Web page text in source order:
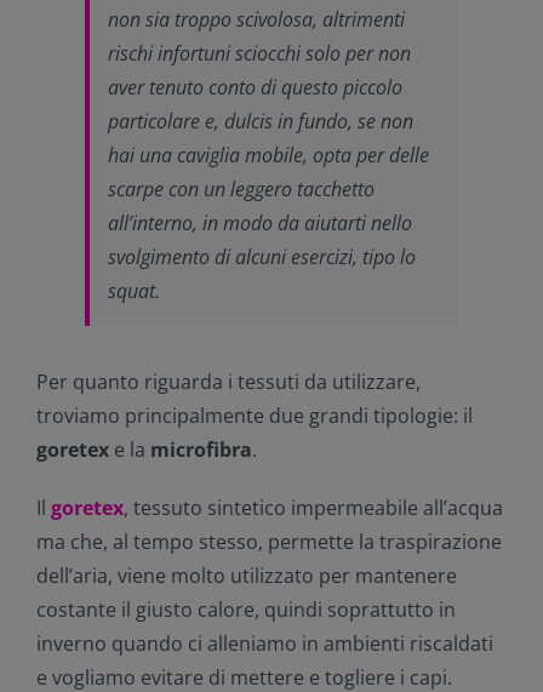
non sia troppo scivolosa, altrimenti
rischi infortuni sciocchi solo per non
aver tenuto conto di questo piccolo
particolare e, dulcis in fundo, se non
hai una caviglia mobile, opta per delle
scarpe con un leggero tacchetto
all’interno, in modo da aiutarti nello
svolgimento di alcuni esercizi, tipo lo
squat.
Per quanto riguarda i tessuti da utilizzare,
troviamo principalmente due grandi tipologie: il
goretexe la microfibra.
Il goretex, tessuto sintetico impermeabile all’acqua
ma che, al tempo stesso, permette la traspirazione
dell’aria, viene molto utilizzato per mantenere
costante il giusto calore, quindi soprattutto in
inverno quando ci alleniamo in ambienti riscaldati
e vogliamo evitare di mettere e togliere i capi.